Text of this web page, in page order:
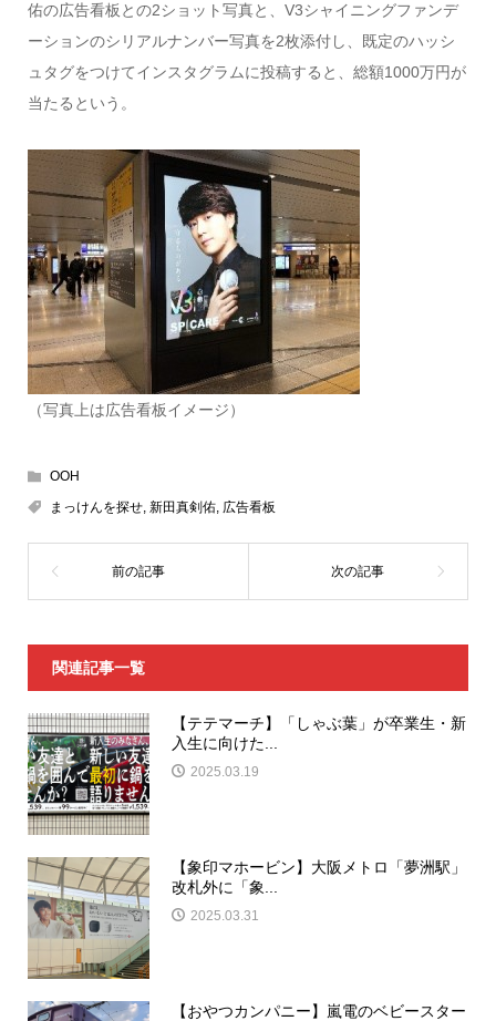
佑の広告看板との2ショット写真と、V3シャイニングファンデ
ーションのシリアルナンバー写真を2枚添付し、既定のハッシ
ュタグをつけてインスタグラムに投稿すると、総額1000万円が
当たるという。
（写真上は広告看板イメージ）
OOH
まっけんを探せ, 新田真剣佑, 広告看板
関連記事一覧
【テテマーチ】「しゃぶ葉」が卒業生・新
入生に向けた...
2025.03.19
【象印マホービン】大阪メトロ「夢洲駅」
改札外に「象...
2025.03.31
【おやつカンパニー】嵐電のベビースター